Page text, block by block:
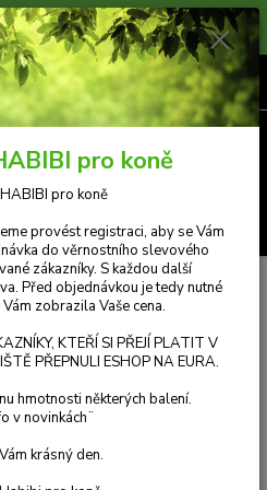
v Eurech, aby na horní liště přepnuli
eura. Příjemný nákup.
CZK
Hledat
0ks
zaKč 0,00
VAŠE PŘÍBĚHY A ZKUŠENOSTI
u koně – konec
pro koně
pro koně
provést registraci, aby se Vám
do věrnostního slevového
zákazníky. S každou další
Před objednávkou je tedy nutné
zobrazila Vaše cena.
KTEŘÍ SI PŘEJÍ PLATIT V
PŘEPNULI ESHOP NA EURA.
hmotnosti některých balení.
v novinkách¨
krásný den.